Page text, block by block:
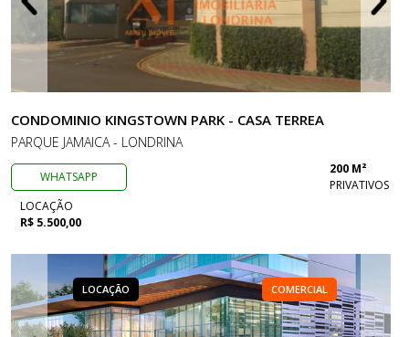
CONDOMINIO KINGSTOWN PARK - CASA TERREA
PARQUE JAMAICA - LONDRINA
WHATSAPP
200 M²
PRIVATIVOS
LOCAÇÃO
R$ 5.500,00
LOCAÇÃO COMERCIAL